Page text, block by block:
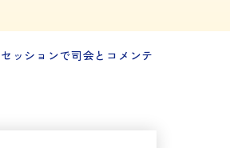
ッションで司会とコメンテ